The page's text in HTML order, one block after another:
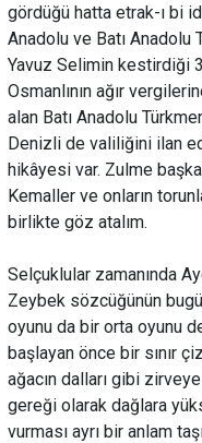
gördüğü hatta etrak-ı bi
Anadolu ve Batı Anadolu
Yavuz Selimin kestirdiği
Osmanlının ağır
alan Batı Anadolu
Denizli de valiliğini ilan
hikâyesi var. Zulme
Kemaller ve onların
birlikte göz atalım.
Selçuklular zamanında
Zeybek sözcüğünün
oyunu da bir orta oyunu
başlayan önce bir sınır
ağacın dalları gibi
gereği olarak dağlara
vurması ayrı bir anlam